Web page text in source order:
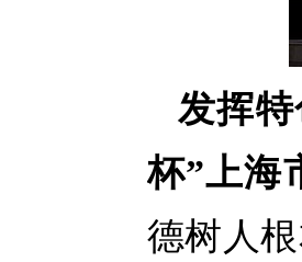
发挥
杯”上海
德树人